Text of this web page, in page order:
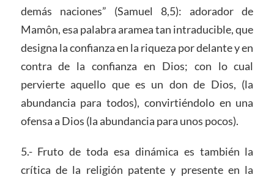
demás naciones” (Samuel 8,5): adorador de
Mamôn, esa palabra aramea tan intraducible, que
designa la confianza en la riqueza por delante y en
contra de la confianza en Dios; con lo cual
pervierte aquello que es un don de Dios, (la
abundancia para todos), convirtiéndolo en una
ofensa a Dios (la abundancia para unos pocos).
5.- Fruto de toda esa dinámica es también la
crítica de la religión patente y presente en la